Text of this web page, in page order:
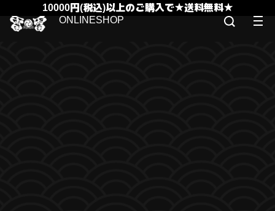
10000円(税込)以上のご購入で★送料無料★
ONLINESHOP